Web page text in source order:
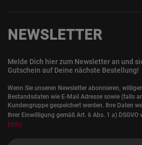
NEWSLETTER
Melde Dich hier zum Newsletter an und
Gutschein auf Deine nächste Bestellung!
Wenn Sie unseren Newsletter abonnieren,
Bestandsdaten wie E-Mail Adresse sowie (falls
Kundengruppe gespeichert werden. Ihre Daten
Ihrer Einwilligung gemäß Art. 6 Abs. 1 a) DSGVO
Info